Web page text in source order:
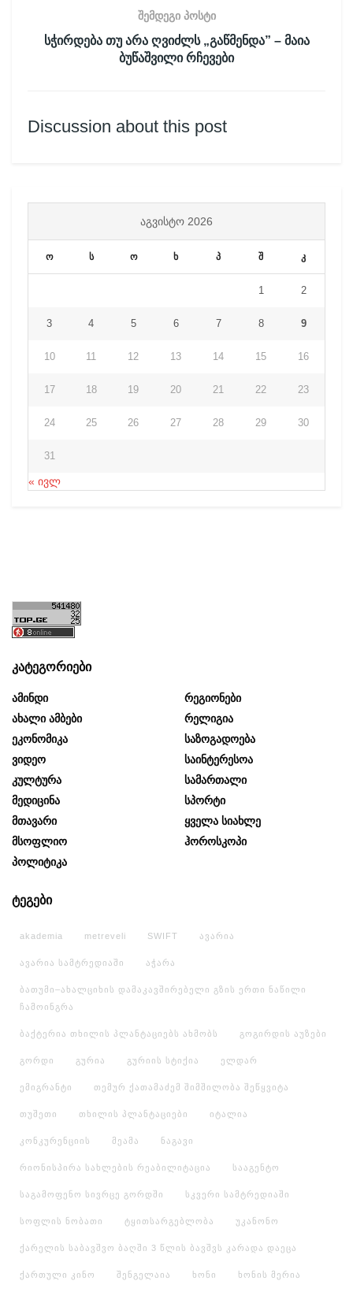
შემდეგი პოსტი
სჭირდება თუ არა ღვიძლს „გაწმენდა” – მაია
ბუწაშვილი რჩევები
Discussion about this post
ᲐᲒᲕᲘᲡᲢᲝ 2026
ო ს ო ხ პ შ კ
1 2
3 4 5 6 7 8 9
10 11 12 13 14 15 16
17 18 19 20 21 22 23
24 25 26 27 28 29 30
31
« ივლ
კატეგორიები
Ამინდი
Ახალი Ამბები
Ეკონომიკა
Ვიდეო
Კულტურა
Მედიცინა
Მთავარი
Მსოფლიო
Პოლიტიკა
Რეგიონები
Რელიგია
Საზოგადოება
Საინტერესოა
Სამართალი
Სპორტი
Ყველა Სიახლე
Ჰოროსკოპი
ტეგები
akademia metreveli SWIFT ავარია
ავარია სამტრედიაში აჭარა
ბათუმი–ახალციხის დამაკავშირებელი გზის ერთი ნაწილი
ჩამოინგრა
ბაქტერია თხილის პლანტაციებს ახმობს გოგირდის აუზები
გორდი გურია გურიის სტიქია ელდარ
ემიგრანტი თემურ ქათამაძემ შიმშილობა შეწყვიტა
თუშეთი თხილის პლანტაციები იტალია
კონკურენციის მეამა ნაგავი
რიონისპირა სახლების რეაბილიტაცია სააგენტო
საგამოფენო სივრცე გორდში სკვერი სამტრედიაში
სოფლის ნობათი ტყითსარგებლობა უკანონო
ქარელის საბავშვო ბაღში 3 წლის ბავშვს კარადა დაეცა
ქართული კინო შენგელაია ხონი ხონის მერია